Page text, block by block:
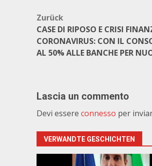
Zurück
CASE DI RIPOSO E CRISI
CORONAVIRUS: CON IL
AL 50% ALLE BANCHE PER
Lascia un commento
Devi essere connesso per
VERWANDTE GESCHICHTEN